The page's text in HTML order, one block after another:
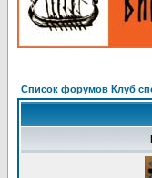
Список форумов Клуб